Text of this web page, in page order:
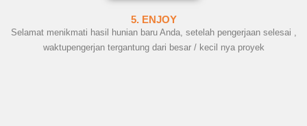
5. ENJOY
Selamat menikmati hasil hunian baru Anda, setelah pengerjaan selesai ,
waktupengerjan tergantung dari besar / kecil nya proyek